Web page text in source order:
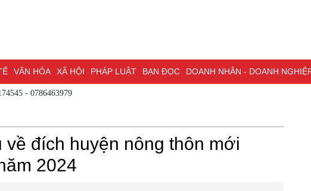
VĂN HÓA XÃ HỘI PHÁP LUẬT BẠN ĐỌC DOANH NHÂN - DOANH NGHIỆP
THAO ĐỒNG NAI & NGHỊ QUYẾT 57
- 0786463979
đích huyện nông thôn mới
2024